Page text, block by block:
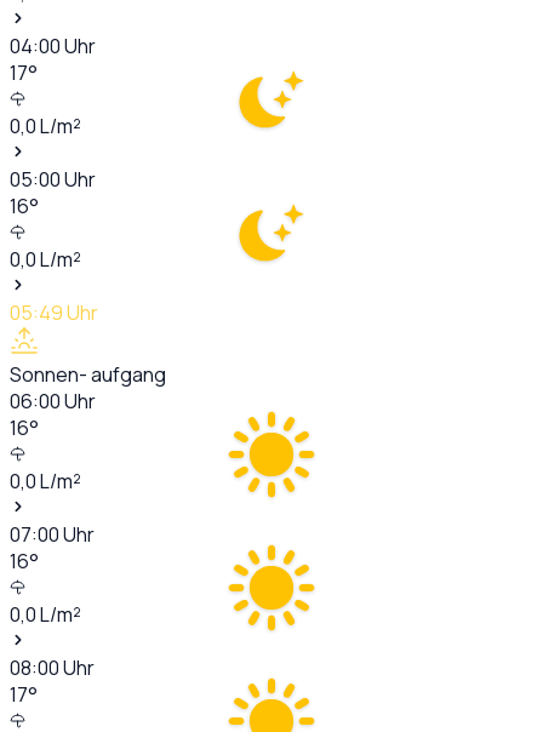
04:00Uhr
17°
0,0L/m²
05:00Uhr
16°
0,0L/m²
05:49Uhr
Sonnen- aufgang
06:00Uhr
16°
0,0L/m²
07:00Uhr
16°
0,0L/m²
08:00Uhr
17°